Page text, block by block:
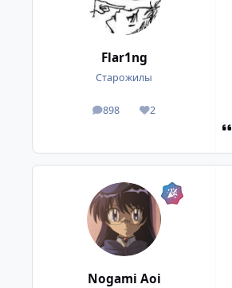
Flar1ng
Старожилы
898
посты 2
Репутация
Nogami Aoi